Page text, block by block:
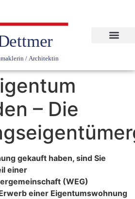
– Die
gekauft haben, sind Sie
einer
(WEG)
einer Eigentumswohnung